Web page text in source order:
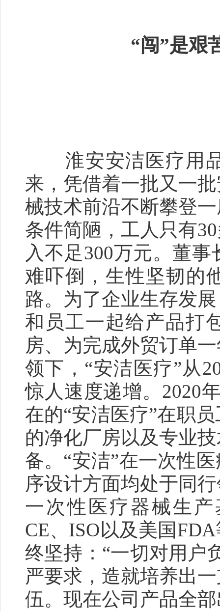
“闯”是艰
淮安安洁医疗用品
来，凭借着一批又一
械技术前沿不断攀登
条件简陋，工人只有
入不足300万元。董
难吓倒，生性坚韧的
路。为了企业生存发
和员工一起给产品打
房、为完成外贸订单
领下，“安洁医疗”从
惊人速度递增。2020
在的“安洁医疗”在职
的净化厂房以及专业
备。“安洁”在一次性
序设计方面均处于同
一次性医疗器械生
CE、ISO以及美国
终坚持：“一切对用户
严要求，造就培养出
伍。现在公司产品全